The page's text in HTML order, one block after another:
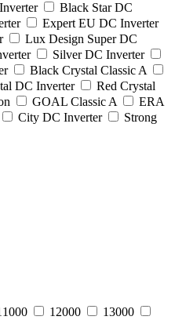
Black Star DC
Expert EU DC Inverter
Lux Design Super DC
Silver DC Inverter
Black Crystal Classic A
DC Inverter
Red Crystal
GOAL Classic A
ERA
City DC Inverter
Strong
12000
13000